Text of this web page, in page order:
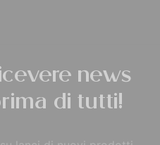
news
di tutti!